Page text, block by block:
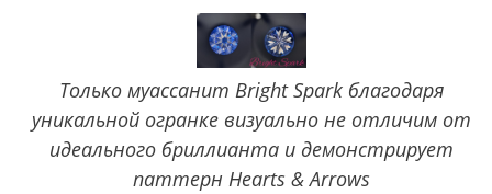
Только муассанит Bright Spark благодаря
уникальной огранке визуально не отличим от
идеального бриллианта и демонстрирует
паттерн Hearts & Arrows